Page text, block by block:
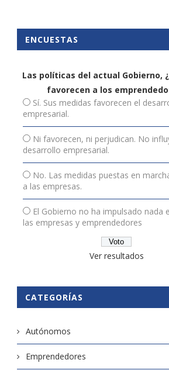
ENCUESTAS
Las políticas del actual Gobierno,
favorecen a los
Sí. Sus medidas favorecen el
empresarial.
Ni favorecen, ni perjudican. No
desarrollo empresarial.
No. Las medidas puestas en
a las empresas.
El Gobierno no ha impulsado nada
las empresas y emprendedores
Ver resultados
CATEGORÍAS
Autónomos
Emprendedores